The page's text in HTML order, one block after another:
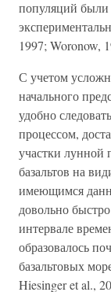
популяций были
1997; Woronow,
С учетом
начального
удобно
процессом,
участки лунной
базальтов на
имеющимся
довольно
интервале
образовалось
базальтовых
Hiesinger et al.,